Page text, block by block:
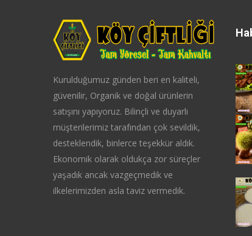
Kurulduğumuz günden beri en kaliteli,
güvenilir, Organik ve doğal ürünlerin
satışını yapıyoruz. Bilinçli ve duyarlı
müşterilerimiz tarafından çok sevildik,
desteklendik, binlerce teşekkür aldık.
Ekonomik olarak oldukça zor süreçler
yaşadık ancak vazgeçmedik ve
ilkelerimizden asla taviz vermedik.